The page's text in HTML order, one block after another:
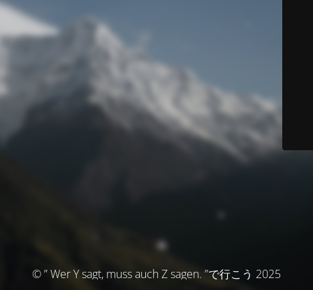
© ” Wer Y sagt, muss auch Z sagen. ”で行こう 2025